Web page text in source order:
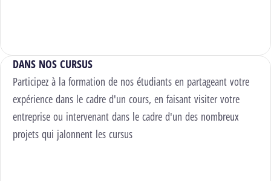
DANS NOS CURSUS
Participez à la formation de nos étudiants en partageant votre
expérience dans le cadre d'un cours, en faisant visiter votre
entreprise ou intervenant dans le cadre d'un des nombreux
projets qui jalonnent les cursus